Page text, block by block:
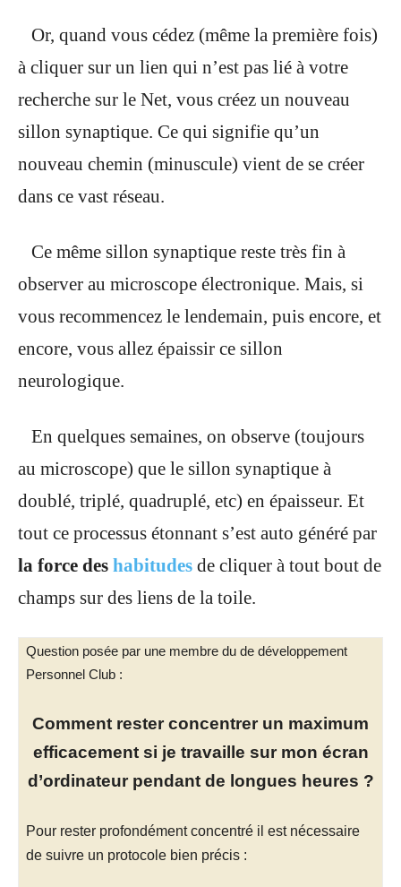
Or, quand vous cédez (même la première fois)
à cliquer sur un lien qui n’est pas lié à votre
recherche sur le Net, vous créez un nouveau
sillon synaptique. Ce qui signifie qu’un
nouveau chemin (minuscule) vient de se créer
dans ce vast réseau.
Ce même sillon synaptique reste très fin à
observer au microscope électronique. Mais, si
vous recommencez le lendemain, puis encore, et
encore, vous allez épaissir ce sillon
neurologique.
En quelques semaines, on observe (toujours
au microscope) que le sillon synaptique à
doublé, triplé, quadruplé, etc) en épaisseur. Et
tout ce processus étonnant s’est auto généré par
la force des habitudes de cliquer à tout bout de
champs sur des liens de la toile.
Question posée par une membre du de développement
Personnel Club :
Comment rester concentrer un maximum
efficacement si je travaille sur mon écran
d’ordinateur pendant de longues heures ?
Pour rester profondément concentré il est nécessaire
de suivre un protocole bien précis :